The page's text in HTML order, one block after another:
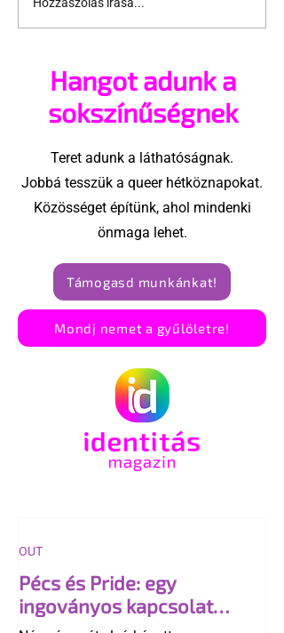
Támogathatsz és
ajánlhatsz: Te is részt
megvalósításában
Hangot adunk a
sokszínűségnek
Teret adunk a láthatóságnak.
Jobbá tesszük a queer hétköznapokat.
Közösséget építünk, ahol mindenki
önmaga lehet.
Támogasd munkánkat!
Mondj nemet a gyűlöletre!
Pécs és Pride: egy
ingoványos kapcsolat
OUT